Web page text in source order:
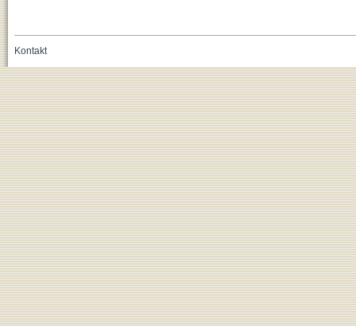
Kontakt